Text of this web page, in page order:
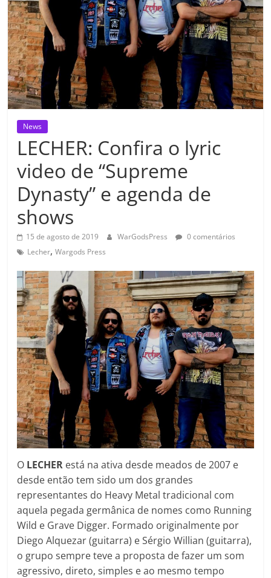
News
LECHER: Confira o lyric
video de “Supreme
Dynasty” e agenda de
shows
15 de agosto de 2019 WarGodsPress
0 comentários
Lecher,Wargods Press
O LECHER está na ativa desde meados de 2007 e
desde então tem sido um dos grandes
representantes do Heavy Metal tradicional com
aquela pegada germânica de nomes como Running
Wild e Grave Digger. Formado originalmente por
Diego Alquezar (guitarra) e Sérgio Willian (guitarra),
o grupo sempre teve a proposta de fazer um som
agressivo, direto, simples e ao mesmo tempo